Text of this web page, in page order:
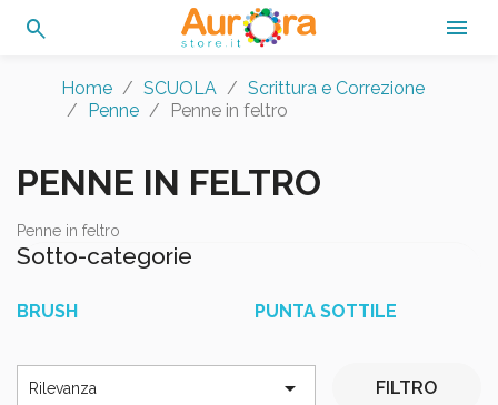
search 
Home SCUOLA
Scrittura e Correzione
Penne
Penne in feltro
PENNE IN FELTRO
Penne in feltro
Sotto-categorie
BRUSH PUNTA SOTTILE
Rilevanza  FILTRO